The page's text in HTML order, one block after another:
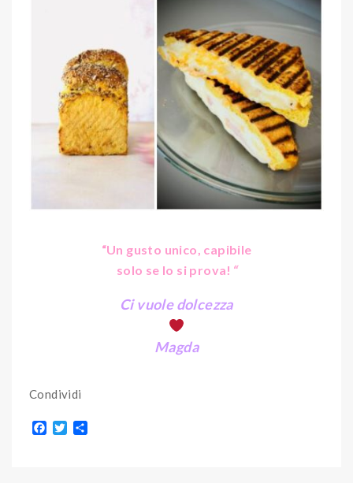
“Un gusto unico, capibile
solo se lo si prova! “
Ci vuole dolcezza
Magda
Condividi
F
T